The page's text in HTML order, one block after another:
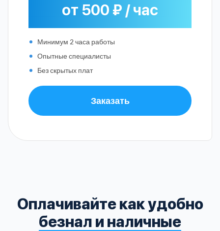
от 500 ₽ / час
Минимум 2 часа работы
Опытные специалисты
Без скрытых плат
Заказать
Оплачивайте как удобно
безнал и наличные